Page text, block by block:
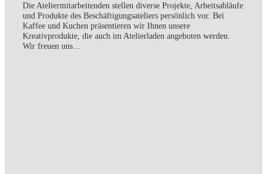
Die Ateliermitarbeitenden stellen diverse Projekte, Arbeitsabläufe
und Produkte des Beschäftigungsateliers persönlich vor. Bei
Kaffee und Kuchen präsentieren wir Ihnen unsere
Kreativprodukte, die auch im Atelierladen angeboten werden.
Wir freuen uns…